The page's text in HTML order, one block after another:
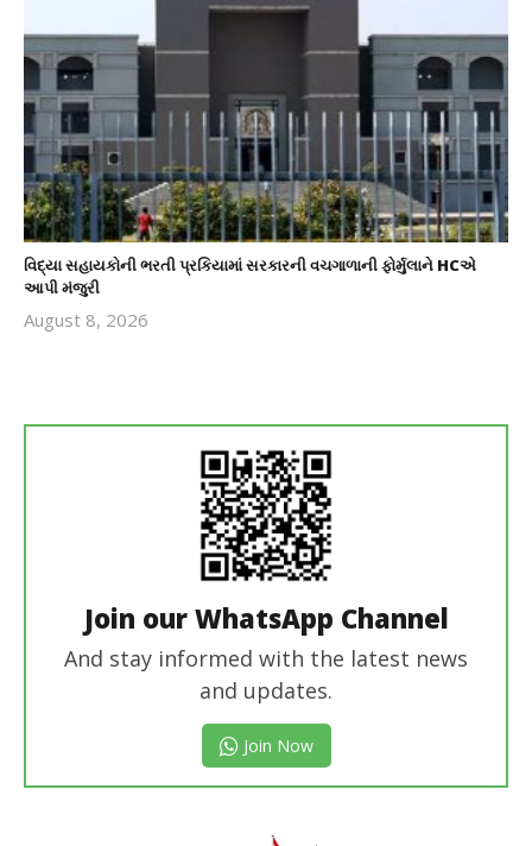
વિદ્યા સહાયકોની ભરતી પ્રકિયામાં સરકારની વચગાળાની ફોર્મુલાને HCએ
આપી મંજુરી
August 8, 2026
Join our WhatsApp Channel
And stay informed with the latest news
and updates.
Join Now